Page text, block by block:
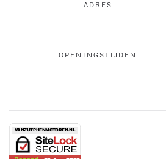
ADRES
OPENINGSTIJDEN